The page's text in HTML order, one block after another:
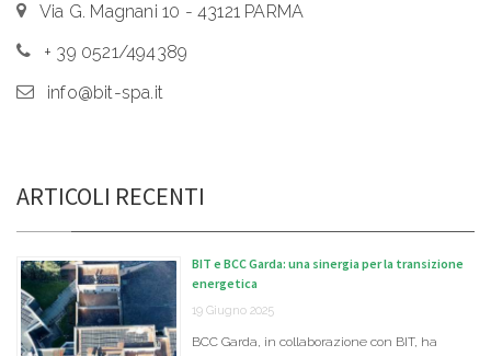
Via G. Magnani 10 - 43121 PARMA
+ 39 0521/494389
info@bit-spa.it
ARTICOLI RECENTI
BIT e BCC Garda: una sinergia per la transizione
energetica
19 Giugno 2025
BCC Garda, in collaborazione con BIT, ha